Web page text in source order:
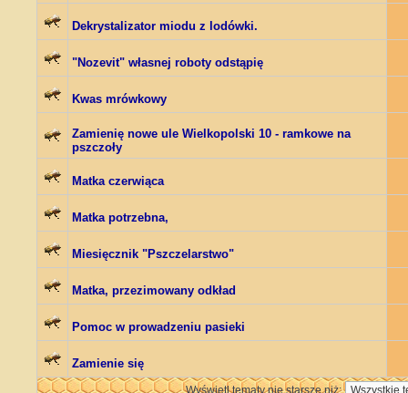
Dekrystalizator miodu z lodówki.
"Nozevit" własnej roboty odstąpię
Kwas mrówkowy
Zamienię nowe ule Wielkopolski 10 - ramkowe na
pszczoły
Matka czerwiąca
Matka potrzebna,
Miesięcznik "Pszczelarstwo"
Matka, przezimowany odkład
Pomoc w prowadzeniu pasieki
Zamienie się
Wyświetl tematy nie starsze niż: